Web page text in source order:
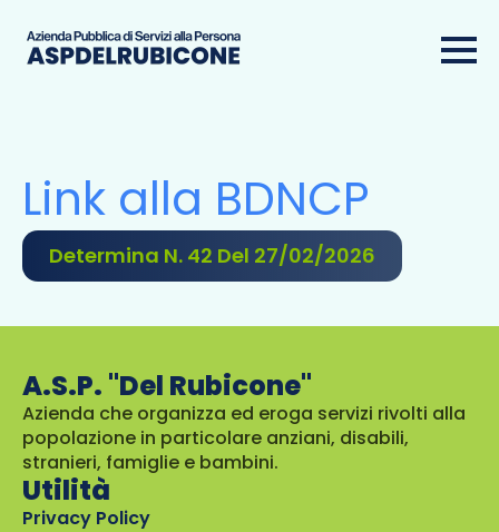
Link alla BDNCP
Determina N. 42 Del 27/02/2026
A.S.P. "Del Rubicone"
Azienda che organizza ed eroga servizi rivolti alla
popolazione in particolare anziani, disabili,
stranieri, famiglie e bambini.
Utilità
Privacy Policy